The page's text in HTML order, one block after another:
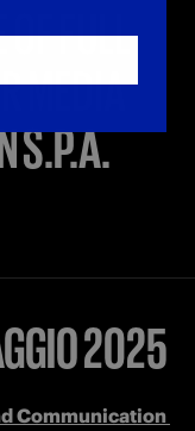
FULL
MEDIA
S.P.A.
2025
Communication